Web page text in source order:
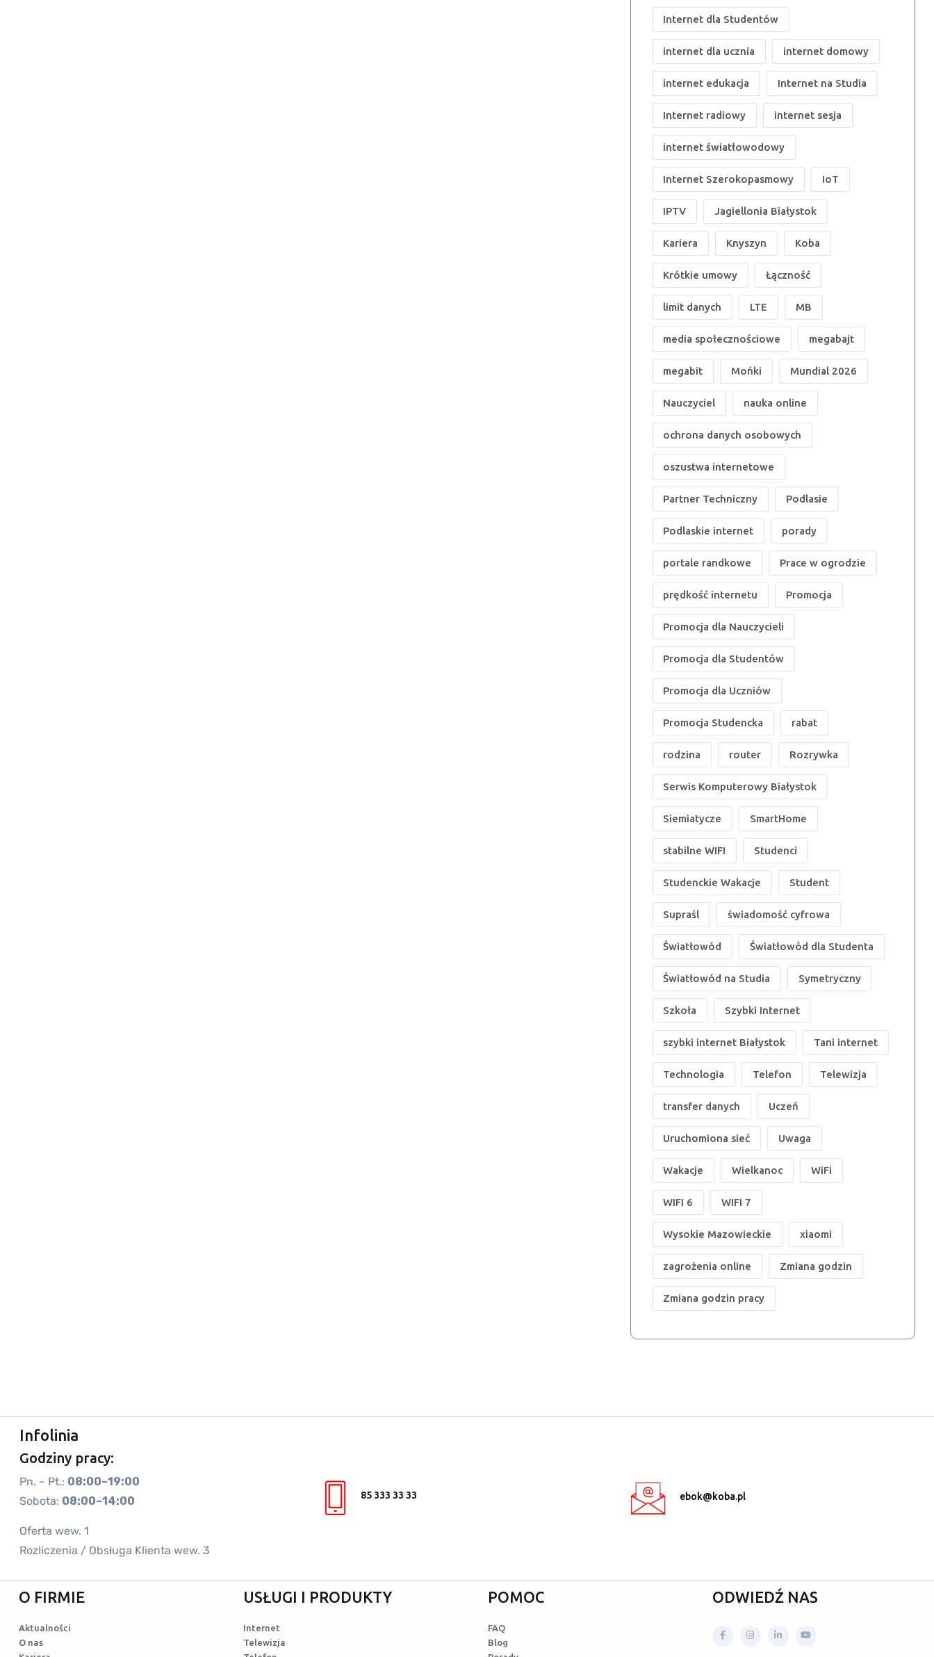
Internet dla Studentów
internet dla ucznia internet domowy
internet edukacja Internet na Studia
Internet radiowy internet sesja
internet światłowodowy
Internet Szerokopasmowy IoT
IPTV Jagiellonia Białystok
Kariera Knyszyn Koba
Krótkie umowy Łączność
limit danych LTE MB
media społecznościowe megabajt
megabit Mońki Mundial 2026
Nauczyciel nauka online
ochrona danych osobowych
oszustwa internetowe
Partner Techniczny Podlasie
Podlaskie internet porady
portale randkowe Prace w ogrodzie
prędkość internetu Promocja
Promocja dla Nauczycieli
Promocja dla Studentów
Promocja dla Uczniów
Promocja Studencka rabat
rodzina router Rozrywka
Serwis Komputerowy Białystok
Siemiatycze SmartHome
stabilne WIFI Studenci
Studenckie Wakacje Student
Supraśl świadomość cyfrowa
Światłowód Światłowód dla Studenta
Światłowód na Studia Symetryczny
Szkoła Szybki Internet
szybki internet Białystok Tani internet
Technologia Telefon Telewizja
transfer danych Uczeń
Uruchomiona sieć Uwaga
Wakacje Wielkanoc WiFi
WIFI 6 WIFI 7
Wysokie Mazowieckie xiaomi
zagrożenia online Zmiana godzin
Zmiana godzin pracy
Infolinia
Godziny pracy:
Pn. – Pt.: 08:00–19:00
Sobota: 08:00–14:00
Oferta wew. 1
Rozliczenia / Obsługa Klienta wew. 3
85 333 33 33 ebok@koba.pl
O FIRMIE
Aktualności
O nas
USŁUGI I PRODUKTY
Internet
Telewizja
POMOC
FAQ
Blog
ODWIEDŹ NAS